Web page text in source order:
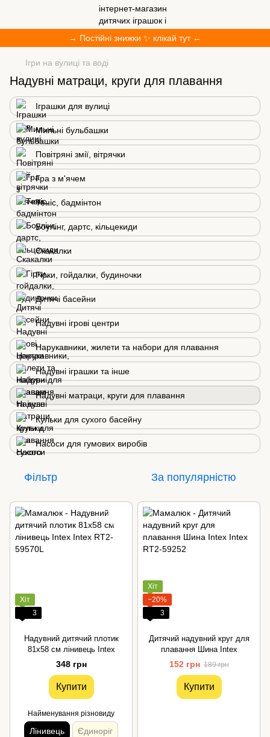
→ Постійні знижки ✨ клікай тут ←
Ігри на вулиці та воді
Надувні матраци, круги для плавання
Іграшки для вулиці
Мильні бульбашки
Повітряні змії, вітрячки
Гра з м'ячем
Теніс, бадмінтон
Боулінг, дартс, кільцекиди
Скакалки
Гірки, гойдалки, будиночки
Дитячі басейни
Надувні ігрові центри
Нарукавники, жилети та набори для плавання
Надувні іграшки та інше
Надувні матраци, круги для плавання
Кульки для сухого басейну
Насоси для гумових виробів
Фільтр За популярністю
Хіт
3
Надувний дитячий плотик
81x58 см лінивець Intex
348 грн
Купити
Найменування різновиду
Лінивець Єдиноріг
Хіт
−20%
3
Дитячий надувний круг для
плавання Шина Intex
152 грн 189 грн
Купити